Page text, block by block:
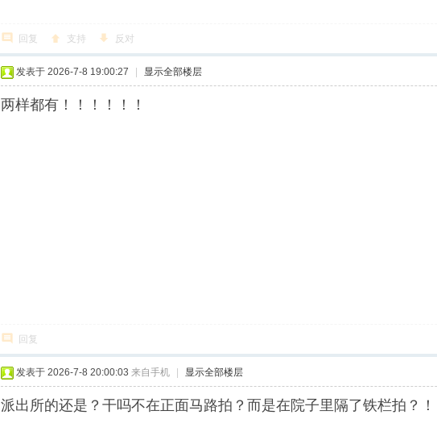
回复 支持 反对
发表于 2026-7-8 19:00:27 显示全部楼层
两样都有！！！！！！
回复
发表于 2026-7-8 20:00:03 来自手机 显示全部楼层
派出所的还是？干吗不在正面马路拍？而是在院子里隔了铁栏拍？！